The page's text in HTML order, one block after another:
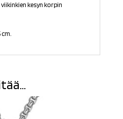
kesyn korpin
cm